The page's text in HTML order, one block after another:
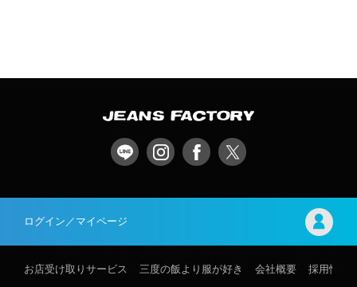
ログイン／マイページ
お店受け取りサービス 三度の飯より服が好き 会社概要 採用情報